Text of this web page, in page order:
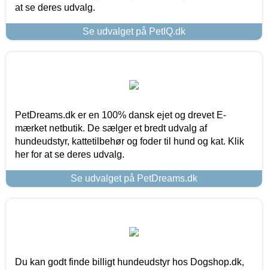
at se deres udvalg.
Se udvalget på PetIQ.dk
PetDreams.dk er en 100% dansk ejet og drevet E-
mærket netbutik. De sælger et bredt udvalg af
hundeudstyr, kattetilbehør og foder til hund og kat. Klik
her for at se deres udvalg.
Se udvalget på PetDreams.dk
Du kan godt finde billigt hundeudstyr hos Dogshop.dk,